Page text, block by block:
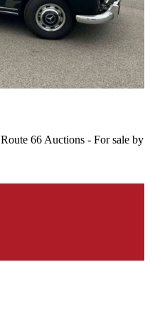
66 Auctions - For sale by